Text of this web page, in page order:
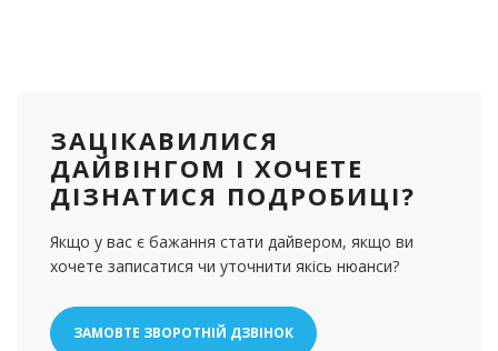
ЗАЦІКАВИЛИСЯ
ДАЙВІНГОМ І ХОЧЕТЕ
ДІЗНАТИСЯ ПОДРОБИЦІ?
Якщо у вас є бажання стати дайвером, якщо ви
хочете записатися чи уточнити якісь нюанси?
ЗАМОВТЕ ЗВОРОТНІЙ ДЗВІНОК